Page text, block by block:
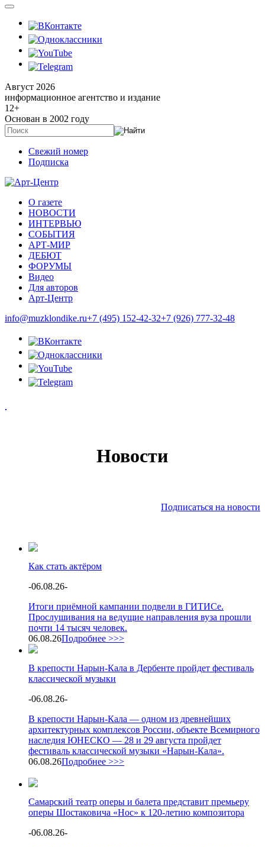
Август 2026
информационное агентство и издание
12+
Основан в 2002 году
Свежий номер
Подписка
О газете
НОВОСТИ
ИНТЕРВЬЮ
СОБЫТИЯ
АРТ-МИР
ДЕБЮТ
ФОРУМЫ
Видео
Для авторов
Арт-Центр
info@muzklondike.ru+7 (495) 152-42-32+7 (926) 777-32-48
Новости
Подписаться на новости
Как стать актёром
-06.08.26-
Итоги приёмной кампании подвели в ГИТИСе.
Прослушивания на ведущие направления вуза прошли
почти 14 тысяч человек.
06.08.26Подробнее >>>
В крепости Нарын-Кала в Дербенте пройдет фестиваль
классической музыки
-06.08.26-
В крепости Нарын-Кала — одном из древнейших
архитектурных комплексов России, объекте Всемирного
наследия ЮНЕСКО — 28 и 29 августа пройдет
фестиваль классической музыки «Нарын-Кала».
06.08.26Подробнее >>>
Самарский театр оперы и балета представит премьеру
оперы Шостаковича «Нос» к 120-летию композитора
-06.08.26-